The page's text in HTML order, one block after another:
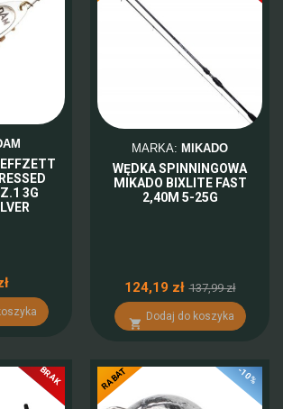
3G
MARKA: MIKADO
WĘDKA SPINNINGOWA
MIKADO BIXLITE FAST
2,40M 5-25G
124,19 zł 137,99 zł

Dodaj do koszyka
-10%
BRAK -10%
RABAT